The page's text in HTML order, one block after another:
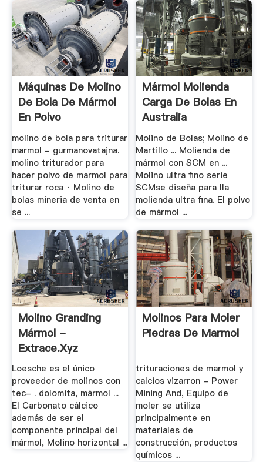
Máquinas De Molino
De Bola De Mármol
En Polvo
molino de bola para triturar
marmol - gurmanovatajna.
molino triturador para
hacer polvo de marmol para
triturar roca · Molino de
bolas mineria de venta en
se ...
Mármol Molienda
Carga De Bolas En
Australia
Molino de Bolas; Molino de
Martillo ... Molienda de
mármol con SCM en ...
Molino ultra fino serie
SCMse diseña para lla
molienda ultra fina. El polvo
de mármol ...
Molino Granding
Mármol -
Extrace.xyz
Loesche es el único
proveedor de molinos con
tec- . dolomita, mármol ...
El Carbonato cálcico
además de ser el
componente principal del
mármol, Molino horizontal ...
Molinos Para Moler
Piedras De Marmol
trituraciones de marmol y
calcios vizarron - Power
Mining And, Equipo de
moler se utiliza
principalmente en
materiales de
construcción, productos
químicos ...